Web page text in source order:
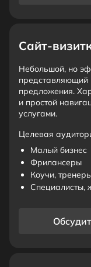
Сайт-
Небольшой, но
представляющий
предложения.
и простой
услугами.
Целевая
Малый бизнес
Фрилансеры
Коучи,
Специалисты,